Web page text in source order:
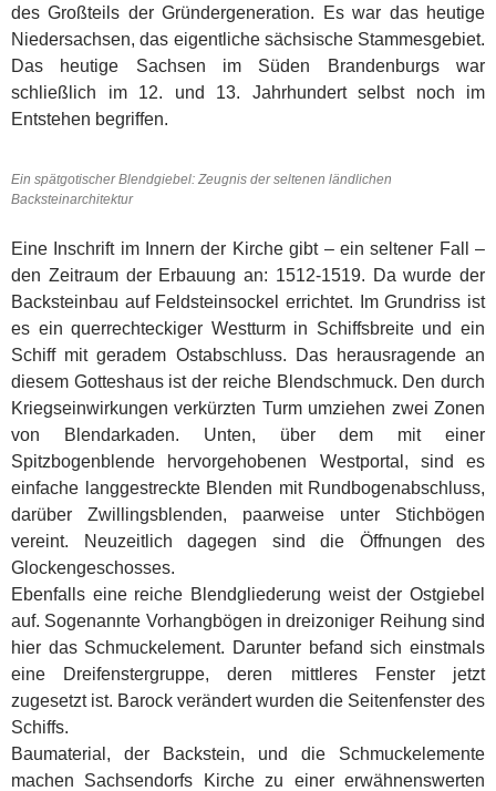
des Großteils der Gründergeneration. Es war das heutige
Niedersachsen, das eigentliche sächsische Stammesgebiet.
Das heutige Sachsen im Süden Brandenburgs war
schließlich im 12. und 13. Jahrhundert selbst noch im
Entstehen begriffen.
Ein spätgotischer Blendgiebel: Zeugnis der seltenen ländlichen
Backsteinarchitektur
Eine Inschrift im Innern der Kirche gibt – ein seltener Fall –
den Zeitraum der Erbauung an: 1512-1519. Da wurde der
Backsteinbau auf Feldsteinsockel errichtet. Im Grundriss ist
es ein querrechteckiger Westturm in Schiffsbreite und ein
Schiff mit geradem Ostabschluss. Das herausragende an
diesem Gotteshaus ist der reiche Blendschmuck. Den durch
Kriegseinwirkungen verkürzten Turm umziehen zwei Zonen
von Blendarkaden. Unten, über dem mit einer
Spitzbogenblende hervorgehobenen Westportal, sind es
einfache langgestreckte Blenden mit Rundbogenabschluss,
darüber Zwillingsblenden, paarweise unter Stichbögen
vereint. Neuzeitlich dagegen sind die Öffnungen des
Glockengeschosses.
Ebenfalls eine reiche Blendgliederung weist der Ostgiebel
auf. Sogenannte Vorhangbögen in dreizoniger Reihung sind
hier das Schmuckelement. Darunter befand sich einstmals
eine Dreifenstergruppe, deren mittleres Fenster jetzt
zugesetzt ist. Barock verändert wurden die Seitenfenster des
Schiffs.
Baumaterial, der Backstein, und die Schmuckelemente
machen Sachsendorfs Kirche zu einer erwähnenswerten